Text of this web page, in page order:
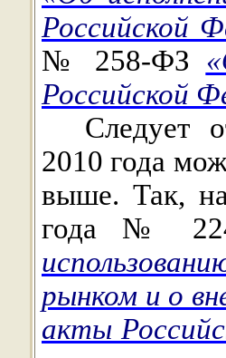
Российской
№ 258-ФЗ
Российской
Следует
2010 года
выше. Так,
года №
рынком и о
акты